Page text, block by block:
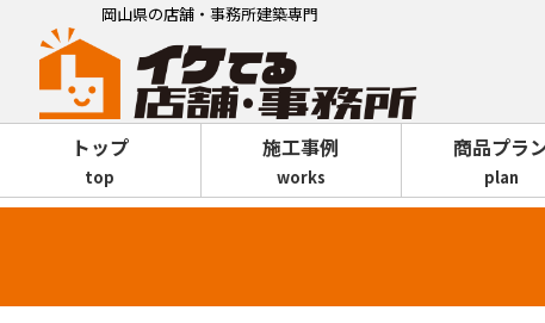
岡山県の店舗・事務所建築専門
トップ
top
施工事例
works
商品プラ
plan